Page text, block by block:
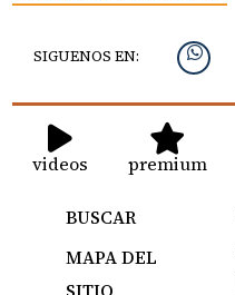
SIGUENOS EN:
videos premium
BUSCAR
MAPA DEL